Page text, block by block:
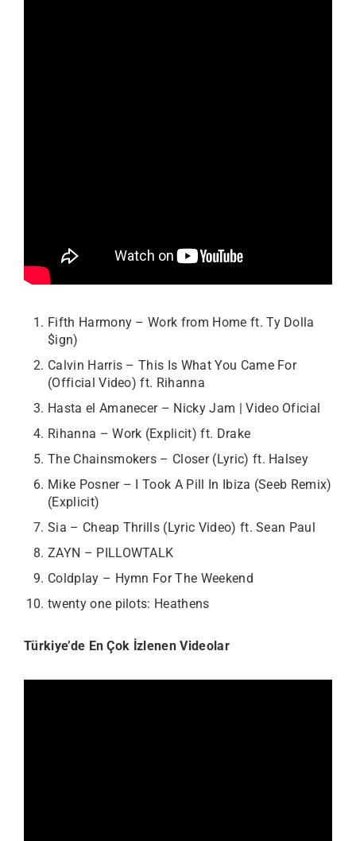
Fifth Harmony – Work from Home ft. Ty Dolla
$ign)
Calvin Harris – This Is What You Came For
(Official Video) ft. Rihanna
Hasta el Amanecer – Nicky Jam | Video Oficial
Rihanna – Work (Explicit) ft. Drake
The Chainsmokers – Closer (Lyric) ft. Halsey
Mike Posner – I Took A Pill In Ibiza (Seeb Remix)
(Explicit)
Sia – Cheap Thrills (Lyric Video) ft. Sean Paul
ZAYN – PILLOWTALK
Coldplay – Hymn For The Weekend
twenty one pilots: Heathens
Türkiye’de En Çok İzlenen Videolar